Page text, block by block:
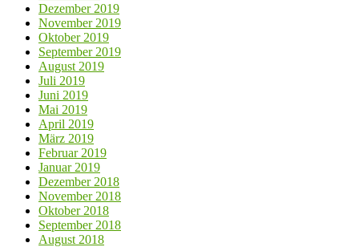
Dezember 2019
November 2019
Oktober 2019
September 2019
August 2019
Juli 2019
Juni 2019
Mai 2019
April 2019
März 2019
Februar 2019
Januar 2019
Dezember 2018
November 2018
Oktober 2018
September 2018
August 2018